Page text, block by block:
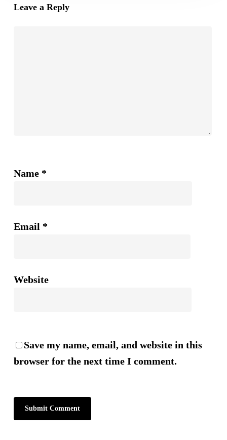
Leave a Reply
Name *
Email *
Website
Save my name, email, and website in this
browser for the next time I comment.